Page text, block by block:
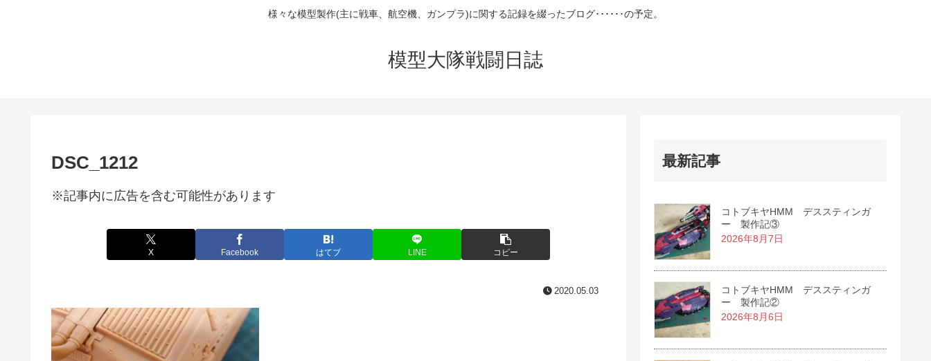
様々な模型製作(主に戦車、航空機、ガンプラ)に関する記録を綴ったブログ･･････の予定。
模型大隊戦闘日誌
DSC_1212
※記事内に広告を含む可能性があります
X Facebook はてブ LINE コピー
2020.05.03
最新記事
コトブキヤHMM デススティンガ
ー 製作記③
2026年8月7日
コトブキヤHMM デススティンガ
ー 製作記②
2026年8月6日